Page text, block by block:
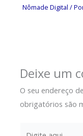
Nômade Digital /
Deixe um
O seu endereço
obrigatórios são